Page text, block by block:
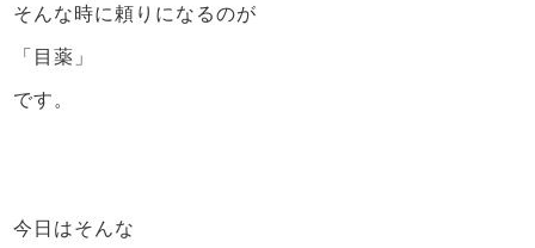
そんな時に頼りになるのが
「目薬」
です。
今日はそんな